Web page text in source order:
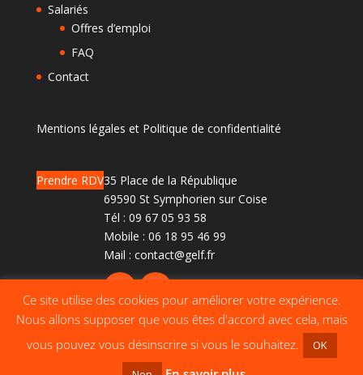
Salariés
Offres d’emploi
FAQ
Contact
Mentions légales et Politique de confidentialité
Prendre RDV35 Place de la République
69590 St Symphorien sur Coise
Tél : 09 67 05 93 58
Mobile : 06 18 95 46 99
Mail : contact@gelf.fr
Ce site utilise des cookies pour améliorer votre expérience.
Nous allons supposer que vous êtes d'accord avec cela, mais
vous pouvez vous désinscrire si vous le souhaitez.
OK